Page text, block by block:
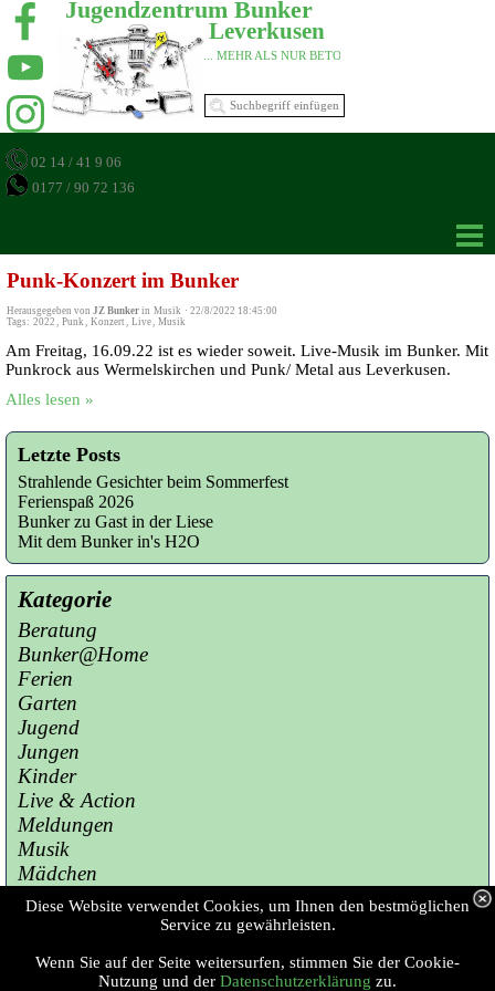
Jugendzentrum Bunker
... MEHR ALS NUR BETON
02 14 / 41 9 06
0177 / 90 72 136
Leverkusen
Punk-Konzert im Bunker
Herausgegeben von JZ Bunker in Musik · 22/8/2022 18:45:00
Tags: 2022 , Punk, Konzert , Live, Musik
Am Freitag, 16.09.22 ist es wieder soweit. Live-Musik im Bunker. Mit
Punkrock aus Wermelskirchen und Punk/ Metal aus Leverkusen.
Alles lesen »
Letzte Posts
Strahlende Gesichter beim Sommerfest
Ferienspaß 2026
Bunker zu Gast in der Liese
Mit dem Bunker in's H2O
Kategorie
Beratung
Bunker@Home
Ferien
Garten
Jugend
Jungen
Kinder
Live & Action
Meldungen
Musik
Mädchen
Presse
Copyright © 2023 Jugendzentrum Bunker
Diese Website verwendet Cookies, um Ihnen den bestmöglichen
Service zu gewährleisten.
Wenn Sie auf der Seite weitersurfen, stimmen Sie der Cookie-
Nutzung und der Datenschutzerklärung zu.